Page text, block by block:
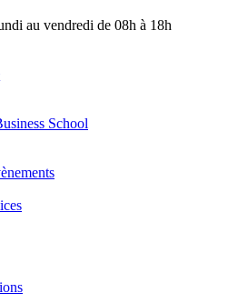
au vendredi de 08h à 18h
School